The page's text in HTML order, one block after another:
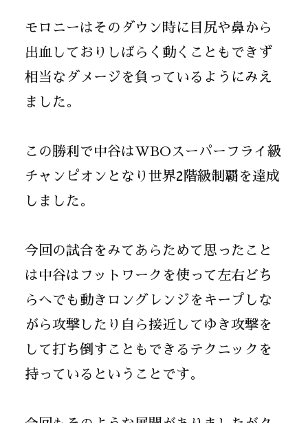
モロニーはそのダウン時に目尻や鼻から
出血しておりしばらく動くこともできず
相当なダメージを負っているようにみえ
ました。
この勝利で中谷はWBOスーパーフライ級
チャンピオンとなり世界2階級制覇を達成
しました。
今回の試合をみてあらためて思ったこと
は中谷はフットワークを使って左右どち
らへでも動きロングレンジをキープしな
がら攻撃したり自ら接近してゆき攻撃を
して打ち倒すこともできるテクニックを
持っているということです。